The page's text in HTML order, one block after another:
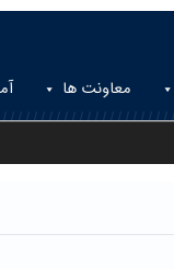
معاونت ها